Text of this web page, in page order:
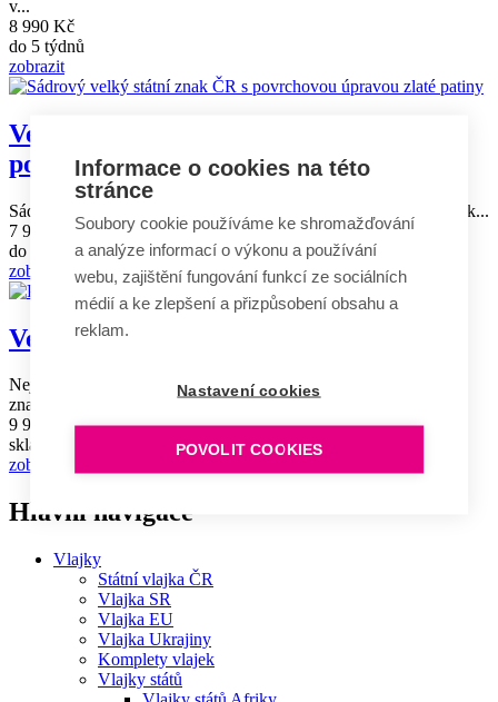
v...
8 990 Kč
do 5 týdnů
zobrazit
Velký státní znak ČR sádrový s
povrchovou úpravou zlaté patiny
Sádrový velký státní znak ČR v trojrozměrné provedení, vhodný k...
7 990 Kč
do 5 týdnů
zobrazit
Velký státní znak ČR pískovcový
Nejoblíbenější trojrozměrné provedení velkého českého státního
znaku...
9 990 Kč
skladem
zobrazit
Hlavní navigace
Vlajky
Státní vlajka ČR
Vlajka SR
Vlajka EU
Vlajka Ukrajiny
Komplety vlajek
Vlajky států
Informace o cookies na této
stránce
Soubory cookie používáme ke shromažďování
a analýze informací o výkonu a používání
webu, zajištění fungování funkcí ze sociálních
médií a ke zlepšení a přizpůsobení obsahu a
reklam.
Nastavení cookies
POVOLIT COOKIES